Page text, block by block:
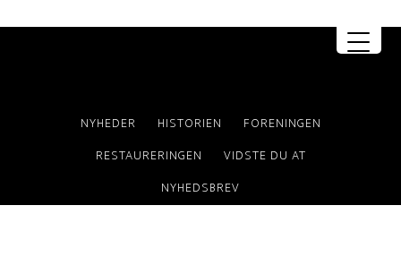
NYHEDER HISTORIEN
FORENINGEN
RESTAURERINGEN
VIDSTE DU AT
NYHEDSBREV